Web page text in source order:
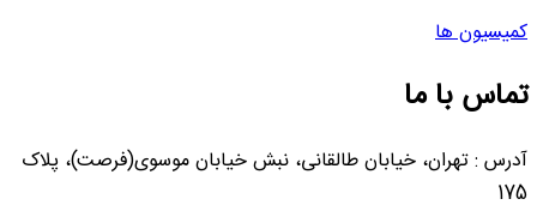
کمیسیون ها
تماس با ما
آدرس : تهران، خیابان طالقانی، نبش خیابان موسوی(فرصت)، پلاک
175